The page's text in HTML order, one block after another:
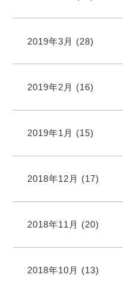
2019年3月 (28)
2019年2月 (16)
2019年1月 (15)
2018年12月 (17)
2018年11月 (20)
2018年10月 (13)